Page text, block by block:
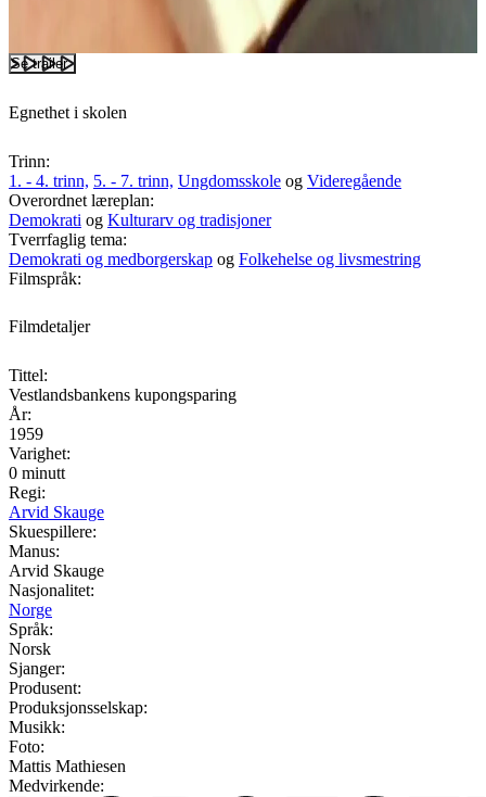
Se trailer
Egnethet i skolen
Trinn:
1. - 4. trinn, 5. - 7. trinn, Ungdomsskole og Videregående
Overordnet læreplan:
Demokrati og Kulturarv og tradisjoner
Tverrfaglig tema:
Demokrati og medborgerskap og Folkehelse og livsmestring
Filmspråk:
Filmdetaljer
Tittel:
Vestlandsbankens kupongsparing
År:
1959
Varighet:
0 minutt
Regi:
Arvid Skauge
Skuespillere:
Manus:
Arvid Skauge
Nasjonalitet:
Norge
Språk:
Norsk
Sjanger:
Produsent:
Produksjonsselskap:
Musikk:
Foto:
Mattis Mathiesen
Medvirkende: